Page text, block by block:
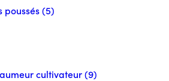
poussés (5)
cultivateur (9)